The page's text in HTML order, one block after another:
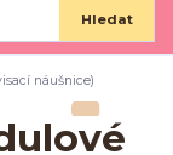
Hledat
náušnice)